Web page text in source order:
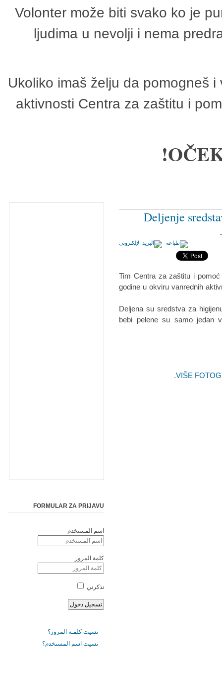
Volonter može biti svako ko je
ljudima u nevolji i nema
Ukoliko imaš želju da pomogneš
aktivnosti Centra za zaštitu i
Deljenje
Tim Centra za zaštitu i
godine u okviru vanrednih
Deljena su sredstva za
bebi pelene su samo jedan
VIŠE
FORMULAR ZA PRIJAVU
اسم المستخدم
كلمة المرور
تذكرني
نسيت كلمـة المرور؟
نسيت اسم المستخدم؟